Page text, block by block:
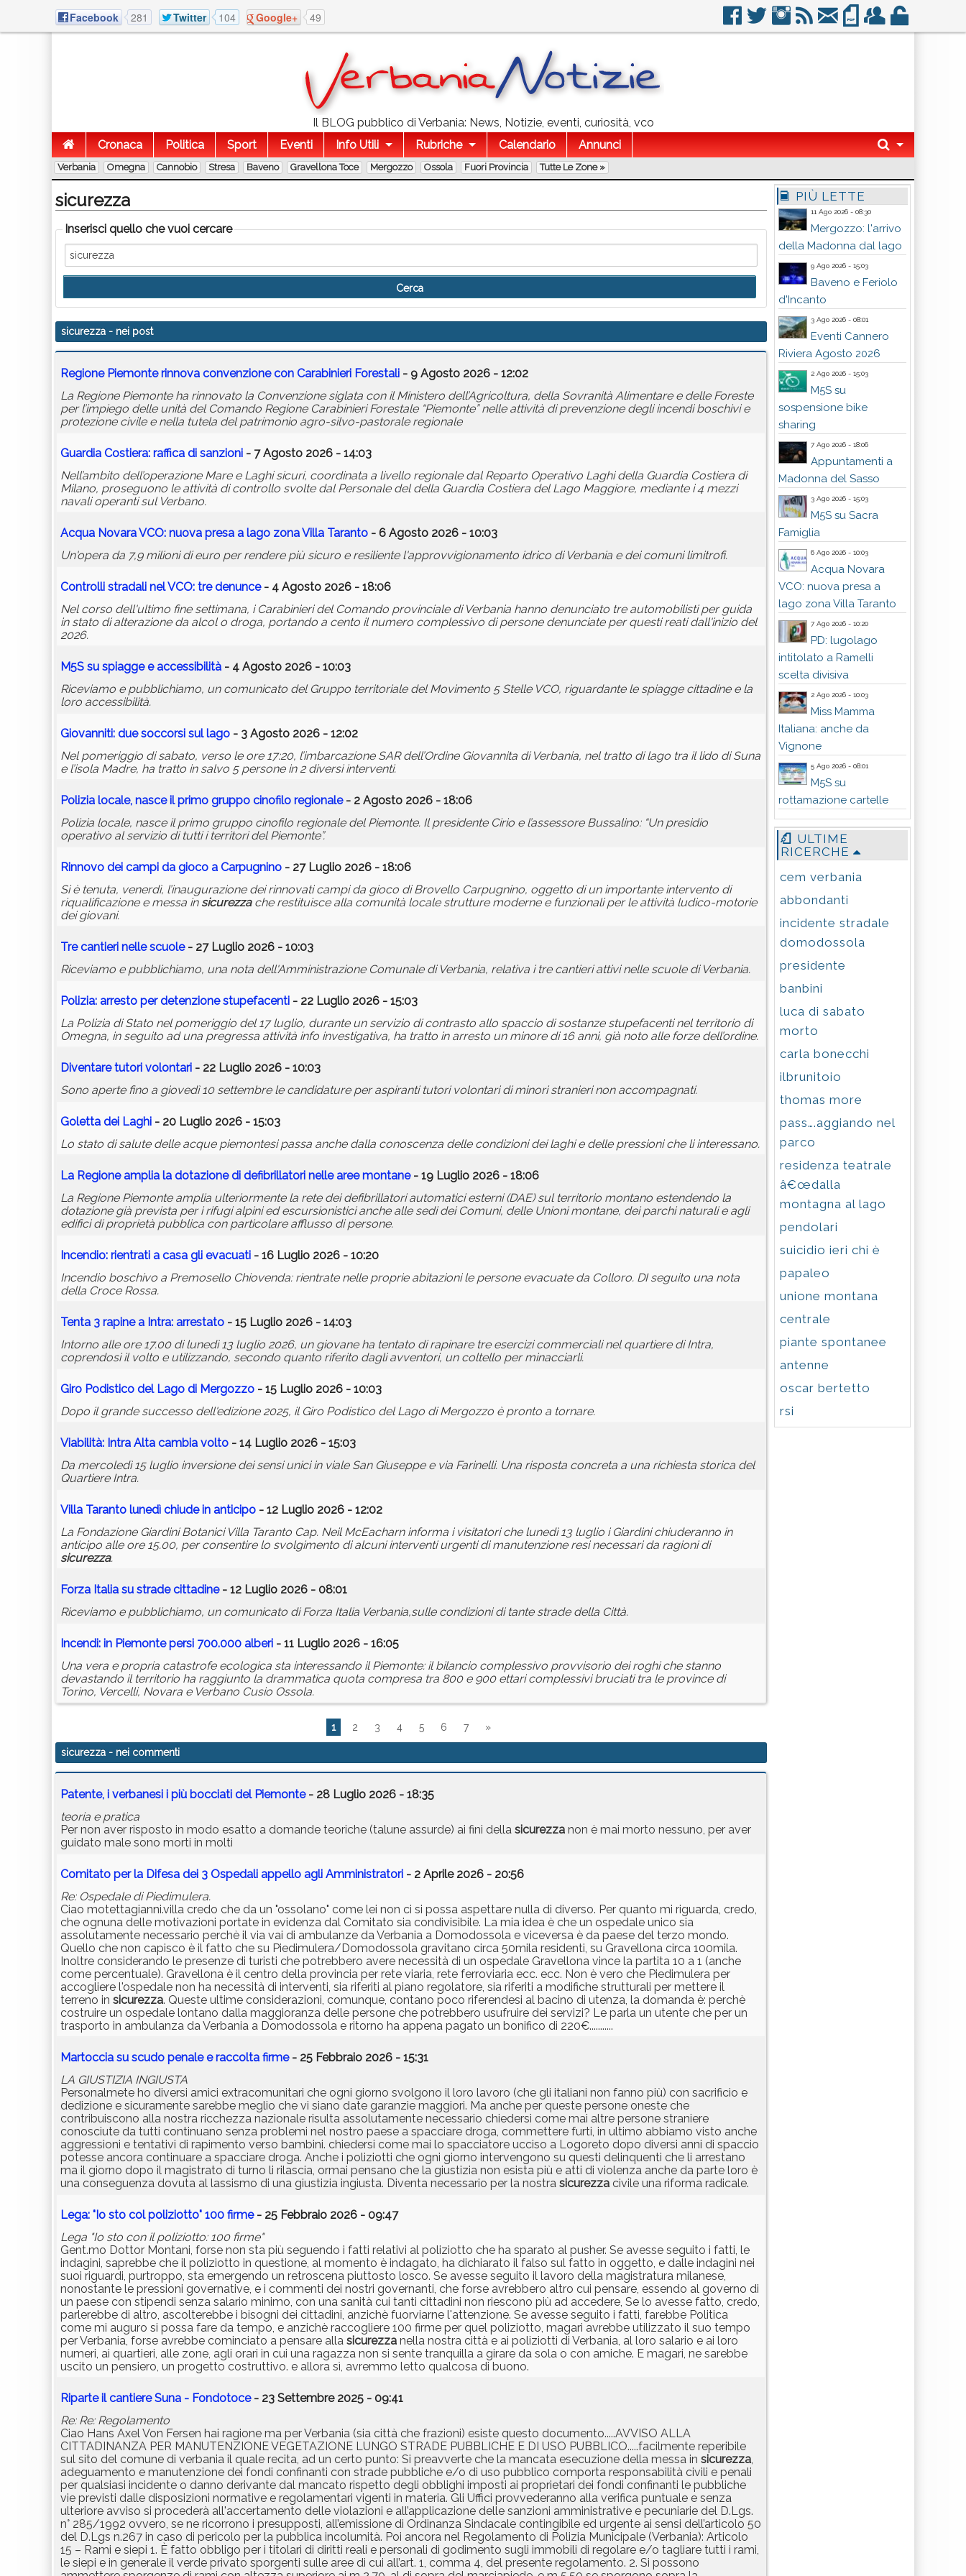
Facebook 281 Twitter 104 Google+ 49
Il BLOG pubblico di Verbania: News, Notizie, eventi, curiosità, vco
Cronaca
Politica Sport Eventi Info Utili Rubriche Calendario Annunci
Verbania Omegna Cannobio Stresa Baveno Gravellona Toce Mergozzo Ossola Fuori Provincia Tutte Le Zone »
sicurezza
Inserisci quello che vuoi cercare
sicurezza - nei post
Regione Piemonte rinnova convenzione con Carabinieri Forestali - 9 Agosto 2026 - 12:02
La Regione Piemonte ha rinnovato la Convenzione siglata con il Ministero dell’Agricoltura, della Sovranità Alimentare e delle Foreste
per l’impiego delle unità del Comando Regione Carabinieri Forestale “Piemonte” nelle attività di prevenzione degli incendi boschivi e
protezione civile e nella tutela del patrimonio agro-silvo-pastorale regionale
Guardia Costiera: raffica di sanzioni - 7 Agosto 2026 - 14:03
Nell’ambito dell’operazione Mare e Laghi sicuri, coordinata a livello regionale dal Reparto Operativo Laghi della Guardia Costiera di
Milano, proseguono le attività di controllo svolte dal Personale del della Guardia Costiera del Lago Maggiore, mediante i 4 mezzi
navali operanti sul Verbano.
Acqua Novara VCO: nuova presa a lago zona Villa Taranto - 6 Agosto 2026 - 10:03
Un'opera da 7,9 milioni di euro per rendere più sicuro e resiliente l'approvvigionamento idrico di Verbania e dei comuni limitrofi.
Controlli stradali nel VCO: tre denunce- 4 Agosto 2026 - 18:06
Nel corso dell'ultimo fine settimana, i Carabinieri del Comando provinciale di Verbania hanno denunciato tre automobilisti per guida
in stato di alterazione da alcol o droga, portando a cento il numero complessivo di persone denunciate per questi reati dall'inizio del
2026.
M5S su spiagge e accessibilità - 4 Agosto 2026 - 10:03
Riceviamo e pubblichiamo, un comunicato del Gruppo territoriale del Movimento 5 Stelle VCO, riguardante le spiagge cittadine e la
loro accessibilità.
Giovanniti: due soccorsi sul lago - 3 Agosto 2026 - 12:02
Nel pomeriggio di sabato, verso le ore 17:20, l’imbarcazione SAR dell’Ordine Giovannita di Verbania, nel tratto di lago tra il lido di Suna
e l’isola Madre, ha tratto in salvo 5 persone in 2 diversi interventi.
Polizia locale, nasce il primo gruppo cinofilo regionale- 2 Agosto 2026 - 18:06
Polizia locale, nasce il primo gruppo cinofilo regionale del Piemonte. Il presidente Cirio e l’assessore Bussalino: “Un presidio
operativo al servizio di tutti i territori del Piemonte”.
Rinnovo dei campi da gioco a Carpugnino - 27 Luglio 2026 - 18:06
Si è tenuta, venerdì, l’inaugurazione dei rinnovati campi da gioco di Brovello Carpugnino, oggetto di un importante intervento di
riqualificazione e messa in sicurezzache restituisce alla comunità locale strutture moderne e funzionali per le attività ludico-motorie
dei giovani.
Tre cantieri nelle scuole- 27 Luglio 2026 - 10:03
Riceviamo e pubblichiamo, una nota dell'Amministrazione Comunale di Verbania, relativa i tre cantieri attivi nelle scuole di Verbania.
Polizia: arresto per detenzione stupefacenti - 22 Luglio 2026 - 15:03
La Polizia di Stato nel pomeriggio del 17 luglio, durante un servizio di contrasto allo spaccio di sostanze stupefacenti nel territorio di
Omegna, in seguito ad una pregressa attività info investigativa, ha tratto in arresto un minore di 16 anni, già noto alle forze dell’ordine.
Diventare tutori volontari - 22 Luglio 2026 - 10:03
Sono aperte fino a giovedì 10 settembre le candidature per aspiranti tutori volontari di minori stranieri non accompagnati.
Goletta dei Laghi - 20 Luglio 2026 - 15:03
Lo stato di salute delle acque piemontesi passa anche dalla conoscenza delle condizioni dei laghi e delle pressioni che li interessano.
La Regione amplia la dotazione di defibrillatori nelle aree montane- 19 Luglio 2026 - 18:06
La Regione Piemonte amplia ulteriormente la rete dei defibrillatori automatici esterni (DAE) sul territorio montano estendendo la
dotazione già prevista per i rifugi alpini ed escursionistici anche alle sedi dei Comuni, delle Unioni montane, dei parchi naturali e agli
edifici di proprietà pubblica con particolare afflusso di persone.
Incendio: rientrati a casa gli evacuati - 16 Luglio 2026 - 10:20
Incendio boschivo a Premosello Chiovenda: rientrate nelle proprie abitazioni le persone evacuate da Colloro. DI seguito una nota
della Croce Rossa.
Tenta 3 rapine a Intra: arrestato - 15 Luglio 2026 - 14:03
Intorno alle ore 17.00 di lunedì 13 luglio 2026, un giovane ha tentato di rapinare tre esercizi commerciali nel quartiere di Intra,
coprendosi il volto e utilizzando, secondo quanto riferito dagli avventori, un coltello per minacciarli.
Giro Podistico del Lago di Mergozzo - 15 Luglio 2026 - 10:03
Dopo il grande successo dell'edizione 2025, il Giro Podistico del Lago di Mergozzo è pronto a tornare.
Viabilità: Intra Alta cambia volto - 14 Luglio 2026 - 15:03
Da mercoledì 15 luglio inversione dei sensi unici in viale San Giuseppe e via Farinelli. Una risposta concreta a una richiesta storica del
Quartiere Intra.
Villa Taranto lunedì chiude in anticipo - 12 Luglio 2026 - 12:02
La Fondazione Giardini Botanici Villa Taranto Cap. Neil McEacharn informa i visitatori che lunedì 13 luglio i Giardini chiuderanno in
anticipo alle ore 15.00, per consentire lo svolgimento di alcuni interventi urgenti di manutenzione resi necessari da ragioni di
sicurezza.
Forza Italia su strade cittadine- 12 Luglio 2026 - 08:01
Riceviamo e pubblichiamo, un comunicato di Forza Italia Verbania,sulle condizioni di tante strade della Città.
Incendi: in Piemonte persi 700.000 alberi - 11 Luglio 2026 - 16:05
Una vera e propria catastrofe ecologica sta interessando il Piemonte: il bilancio complessivo provvisorio dei roghi che stanno
devastando il territorio ha raggiunto la drammatica quota compresa tra 800 e 900 ettari complessivi bruciati tra le province di
Torino, Vercelli, Novara e Verbano Cusio Ossola.
1 2 3 4 5 6 7 »
sicurezza - nei commenti
Patente, i verbanesi i più bocciati del Piemonte- 28 Luglio 2026 - 18:35
teoria e pratica
Per non aver risposto in modo esatto a domande teoriche (talune assurde) ai fini della sicurezza non è mai morto nessuno, per aver
guidato male sono morti in molti
Comitato per la Difesa dei 3 Ospedali appello agli Amministratori - 2 Aprile 2026 - 20:56
Re: Ospedale di Piedimulera.
Ciao motettagianni.villa credo che da un "ossolano" come lei non ci si possa aspettare nulla di diverso. Per quanto mi riguarda, credo,
che ognuna delle motivazioni portate in evidenza dal Comitato sia condivisibile. La mia idea è che un ospedale unico sia
assolutamente necessario perchè il via vai di ambulanze da Verbania a Domodossola e viceversa è da paese del terzo mondo.
Quello che non capisco è il fatto che su Piedimulera/Domodossola gravitano circa 50mila residenti, su Gravellona circa 100mila.
Inoltre considerando le presenze di turisti che potrebbero avere necessità di un ospedale Gravellona vince la partita 10 a 1 (anche
come percentuale). Gravellona è il centro della provincia per rete viaria, rete ferroviaria ecc. ecc. Non è vero che Piedimulera per
accogliere l'ospedale non ha necessità di interventi, sia riferiti al piano regolatore, sia riferiti a modifiche strutturali per mettere il
terreno in sicurezza. Queste ultime considerazioni, comunque, contano poco riferendesi al bacino di utenza, la domanda è: perchè
costruire un ospedale lontano dalla maggioranza delle persone che potrebbero usufruire dei servizi? Le parla un utente che per un
trasporto in ambulanza da Verbania a Domodossola e ritorno ha appena pagato un bonifico di 220€...........
Martoccia su scudo penale e raccolta firme- 25 Febbraio 2026 - 15:31
LA GIUSTIZIA INGIUSTA
Personalmete ho diversi amici extracomunitari che ogni giorno svolgono il loro lavoro (che gli italiani non fanno più) con sacrificio e
dedizione e sicuramente sarebbe meglio che vi siano date garanzie maggiori. Ma anche per queste persone oneste che
contribuiscono alla nostra ricchezza nazionale risulta assolutamente necessario chiedersi come mai altre persone straniere
conosciute da tutti continuano senza problemi nel nostro paese a spacciare droga, commettere furti, in ultimo abbiamo visto anche
aggressioni e tentativi di rapimento verso bambini. chiedersi come mai lo spacciatore ucciso a Logoreto dopo diversi anni di spaccio
potesse ancora continuare a spacciare droga. Anche i poliziotti che ogni giorno intervengono su questi delinquenti che li arrestano
ma il giorno dopo il magistrato di turno li rilascia, ormai pensano che la giustizia non esista più e atti di violenza anche da parte loro è
una conseguenza dovuta al lassismo di una giustizia ingiusta. Diventa necessario per la nostra sicurezza civile una riforma radicale.
Lega: "Io sto col poliziotto" 100 firme- 25 Febbraio 2026 - 09:47
Lega "Io sto con il poliziotto: 100 firme"
Gent.mo Dottor Montani, forse non sta più seguendo i fatti relativi al poliziotto che ha sparato al pusher. Se avesse seguito i fatti, le
indagini, saprebbe che il poliziotto in questione, al momento è indagato, ha dichiarato il falso sul fatto in oggetto, e dalle indagini nei
suoi riguardi, purtroppo, sta emergendo un retroscena piuttosto losco. Se avesse seguito il lavoro della magistratura milanese,
nonostante le pressioni governative, e i commenti dei nostri governanti, che forse avrebbero altro cui pensare, essendo al governo di
un paese con stipendi senza salario minimo, con una sanità cui tanti cittadini non riescono più ad accedere, Se lo avesse fatto, credo,
parlerebbe di altro, ascolterebbe i bisogni dei cittadini, anzichè fuorviarne l'attenzione. Se avesse seguito i fatti, farebbe Politica
come mi auguro si possa fare da tempo, e anzichè raccogliere 100 firme per quel poliziotto, magari avrebbe utilizzato il suo tempo
per Verbania, forse avrebbe cominciato a pensare alla sicurezza nella nostra città e ai poliziotti di Verbania, al loro salario e ai loro
numeri, ai quartieri, alle zone, agli orari in cui una ragazza non si sente tranquilla a girare da sola o con amiche. E magari, ne sarebbe
uscito un pensiero, un progetto costruttivo. e allora sì, avremmo letto qualcosa di buono.
Riparte il cantiere Suna - Fondotoce- 23 Settembre 2025 - 09:41
Re: Re: Regolamento
Ciao Hans Axel Von Fersen hai ragione ma per Verbania (sia città che frazioni) esiste questo documento.....AVVISO ALLA
CITTADINANZA PER MANUTENZIONE VEGETAZIONE LUNGO STRADE PUBBLICHE E DI USO PUBBLICO.....facilmente reperibile
sul sito del comune di verbania il quale recita, ad un certo punto: Si preavverte che la mancata esecuzione della messa in sicurezza,
adeguamento e manutenzione dei fondi confinanti con strade pubbliche e/o di uso pubblico comporta responsabilità civili e penali
per qualsiasi incidente o danno derivante dal mancato rispetto degli obblighi imposti ai proprietari dei fondi confinanti le pubbliche
vie previsti dalle disposizioni normative e regolamentari vigenti in materia. Gli Uffici provvederanno alla verifica puntuale e senza
ulteriore avviso si procederà all'accertamento delle violazioni e all’applicazione delle sanzioni amministrative e pecuniarie del D.Lgs.
n° 285/1992 ovvero, se ne ricorrono i presupposti, all’emissione di Ordinanza Sindacale contingibile ed urgente ai sensi dell’articolo 50
del D.Lgs n.267 in caso di pericolo per la pubblica incolumità. Poi ancora nel Regolamento di Polizia Municipale (Verbania): Articolo
15 – Rami e siepi 1. È fatto obbligo per i titolari di diritti reali e personali di godimento sugli immobili di regolare e/o tagliare tutti i rami,
le siepi e in generale il verde privato sporgenti sulle aree di cui all’art. 1, comma 4, del presente regolamento. 2. Si possono
PIÙ LETTE
11 Ago 2026 - 08:30
Mergozzo: l'arrivo
della Madonna dal lago
9 Ago 2026 - 15:03
Baveno e Feriolo
d'Incanto
3 Ago 2026 - 08:01
Eventi Cannero
Riviera Agosto 2026
2 Ago 2026 - 15:03
M5S su
sospensione bike
sharing
7 Ago 2026 - 18:06
Appuntamenti a
Madonna del Sasso
3 Ago 2026 - 15:03
M5S su Sacra
Famiglia
6 Ago 2026 - 10:03
Acqua Novara
VCO: nuova presa a
lago zona Villa Taranto
7 Ago 2026 - 10:20
PD: lugolago
intitolato a Ramelli
scelta divisiva
2 Ago 2026 - 10:03
Miss Mamma
Italiana: anche da
Vignone
5 Ago 2026 - 08:01
M5S su
rottamazione cartelle
ULTIME
RICERCHE
cem verbania
abbondanti
incidente stradale
domodossola
presidente
banbini
luca di sabato
morto
carla bonecchi
ilbrunitoio
thomas more
pass….aggiando nel
parco
residenza teatrale
â€œdalla
montagna al lago
pendolari
suicidio ieri chi è
papaleo
unione montana
centrale
piante spontanee
antenne
oscar bertetto
rsi